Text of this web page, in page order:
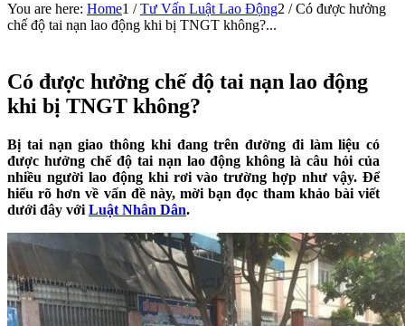
You are here: Home1 / Tư Vấn Luật Lao Động2 / Có được hưởng
chế độ tai nạn lao động khi bị TNGT không?...
Có được hưởng chế độ tai nạn lao động
khi bị TNGT không?
Bị tai nạn giao thông khi đang trên đường đi làm liệu có
được hưởng chế độ tai nạn lao động không là câu hỏi của
nhiều người lao động khi rơi vào trường hợp như vậy. Để
hiểu rõ hơn về vấn đề này, mời bạn đọc tham khảo bài viết
dưới đây với Luật Nhân Dân.